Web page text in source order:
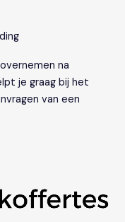
na
je graag bij het
van een